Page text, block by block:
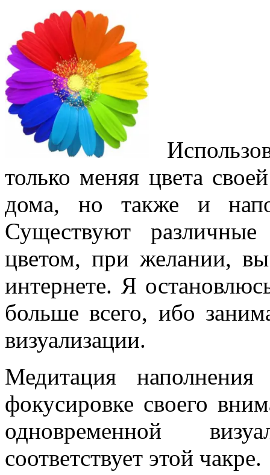
только меняя цвета
дома, но также и
Существуют
цветом, при желании,
интернете. Я
больше всего, ибо
визуализации.
Медитация
фокусировке своего
одновременной
соответствует этой чакре.